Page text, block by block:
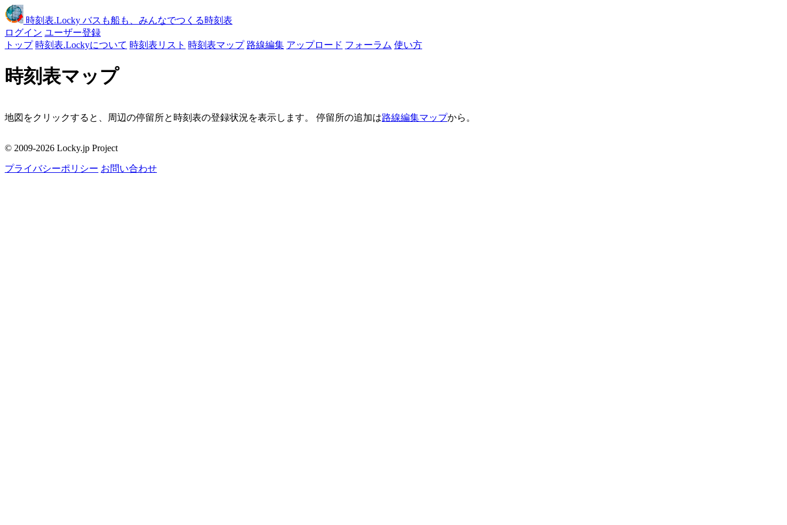
時刻表.Locky バスも船も、みんなでつくる時刻表
ログイン ユーザー登録
トップ 時刻表.Lockyについて 時刻表リスト 時刻表マップ 路線編集 アップロード フォーラム 使い方
時刻表マップ
地図をクリックすると、周辺の停留所と時刻表の登録状況を表示します。 停留所の追加は路線編集マップから。
周辺の停留所
© 2009-2026 Locky.jp Project
プライバシーポリシー お問い合わせ